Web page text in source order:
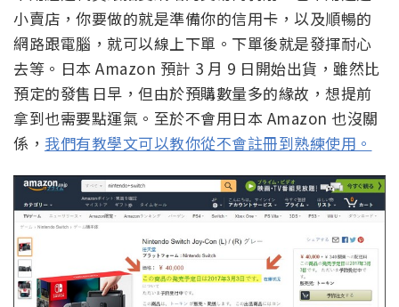
小賣店，你要做的就是準備你的信用卡，以及順暢的
網路跟電腦，就可以線上下單。下單後就是發揮耐心
去等。日本 Amazon 預計 3 月 9 日開始出貨，雖然比
預定的發售日早，但由於預購數量多的緣故，想提前
拿到也需要點運氣。至於不會用日本 Amazon 也沒關
係， 我們有教學文可以教你從不會註冊到熟練使用。